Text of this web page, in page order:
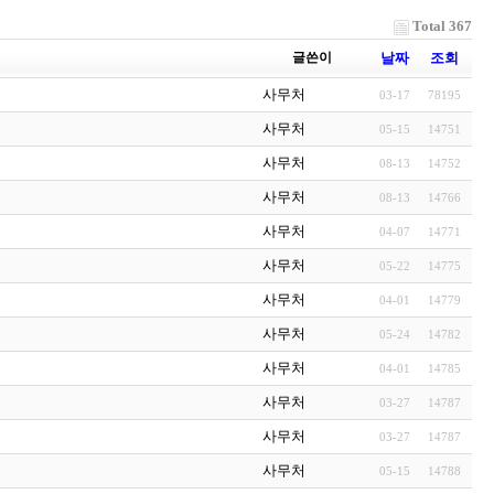
Total 367
글쓴이 날짜 조회
사무처 03-17 78195
사무처 05-15 14751
사무처 08-13 14752
사무처 08-13 14766
사무처 04-07 14771
사무처 05-22 14775
사무처 04-01 14779
사무처 05-24 14782
사무처 04-01 14785
사무처 03-27 14787
사무처 03-27 14787
사무처 05-15 14788